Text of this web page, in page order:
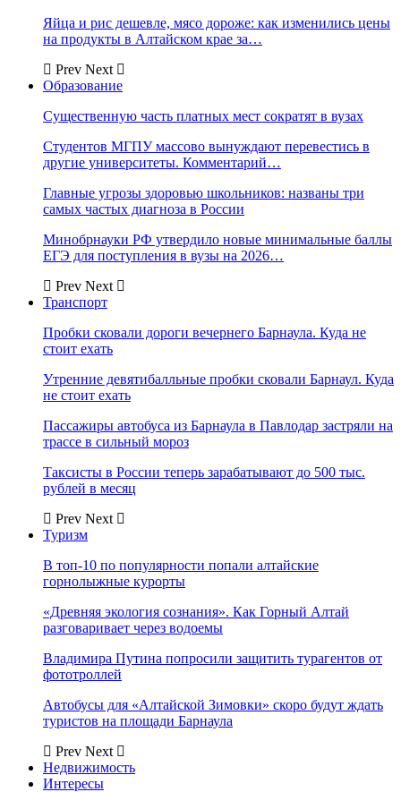
Яйца и рис дешевле, мясо дороже: как изменились цены
на продукты в Алтайском крае за…
Prev Next
Образование
Существенную часть платных мест сократят в вузах
Студентов МГПУ массово вынуждают перевестись в
другие университеты. Комментарий…
Главные угрозы здоровью школьников: названы три
самых частых диагноза в России
Минобрнауки РФ утвердило новые минимальные баллы
ЕГЭ для поступления в вузы на 2026…
Prev Next
Транспорт
Пробки сковали дороги вечернего Барнаула. Куда не
стоит ехать
Утренние девятибалльные пробки сковали Барнаул. Куда
не стоит ехать
Пассажиры автобуса из Барнаула в Павлодар застряли на
трассе в сильный мороз
Таксисты в России теперь зарабатывают до 500 тыс.
рублей в месяц
Prev Next
Туризм
В топ-10 по популярности попали алтайские
горнолыжные курорты
«Древняя экология сознания». Как Горный Алтай
разговаривает через водоемы
Владимира Путина попросили защитить турагентов от
фототроллей
Автобусы для «Алтайской Зимовки» скоро будут ждать
туристов на площади Барнаула
Prev Next
Недвижимость
Интересы